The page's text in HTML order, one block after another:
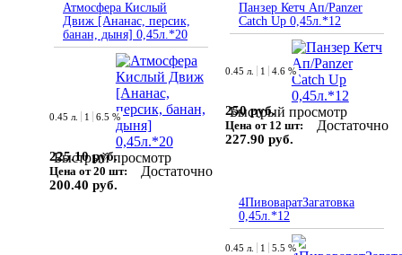
Атмосфера Кислый
Движ [Ананас, персик,
банан, дыня] 0,45л.*20
Быстрый просмотр
0.45 л. 1 6.5 %
225.10 руб.
Цена от 20 шт:
200.40 руб.
Достаточно
Панзер Кетч Ап/Panzer
Catch Up 0,45л.*12
Быстрый просмотр
0.45 л. 1 4.6 %
250 руб.
Цена от 12 шт:
227.90 руб.
Достаточно
4ПивоваратЗагатовка
0,45л.*12
0.45 л. 1 5.5 %